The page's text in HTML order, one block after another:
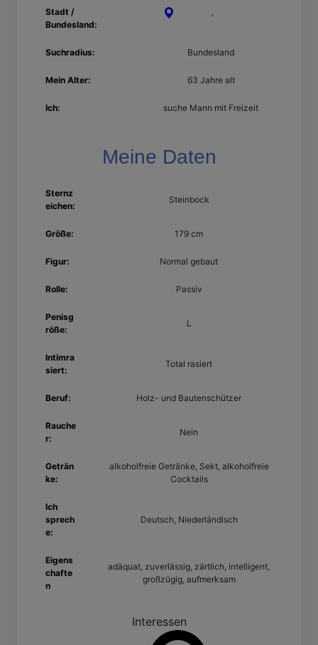
Stadt /
Bundesland:
,
Suchradius: Bundesland
Mein Alter: 63 Jahre alt
Ich: suche Mann mit Freizeit
Meine Daten
Sternz
eichen:
Steinbock
Größe: 179 cm
Figur: Normal gebaut
Rolle: Passiv
Penisg
röße:
L
Intimra
siert:
Total rasiert
Beruf: Holz- und Bautenschützer
Rauche
r:
Nein
Geträn
ke:
alkoholfreie Getränke, Sekt, alkoholfreie
Cocktails
Ich
sprech
e:
Deutsch, Niederländisch
Eigens
chafte
n
adäquat, zuverlässig, zärtlich, intelligent,
großzügig, aufmerksam
Interessen